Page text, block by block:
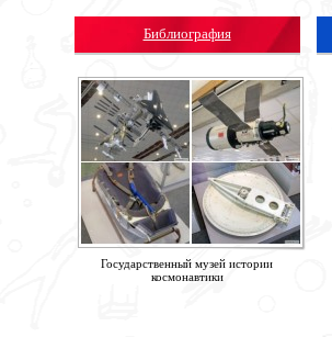
Библиография
Государственный музей истории
космонавтики